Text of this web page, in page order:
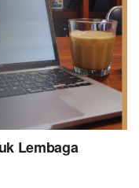
Lembaga